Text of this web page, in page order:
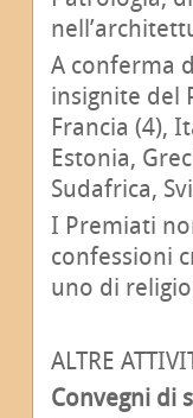
A conferma
insignite del
Francia (4),
Estonia,
Sudafrica,
I Premiati
confessioni
uno di
ALTRE
Convegni di